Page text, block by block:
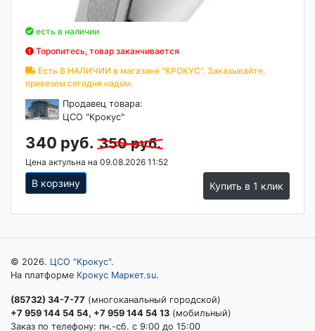
есть в наличии
Торопитесь, товар заканчивается
Есть В НАЛИЧИИ в магазине "КРОКУС". Заказывайте,
привезем сегодня надом.
Продавец товара:
ЦСО "Крокус"
340 руб. 350 руб.
Цена актульна на 09.08.2026 11:52
В корзину Купить в 1 клик
© 2026. ЦСО "Крокус".
На платформе Крокус Маркет.su.
(85732) 34-7-77 (многоканальный городской)
+7 959 144 54 54, +7 959 144 54 13 (мобильный)
Заказ по телефону: пн.-сб. c 9:00 до 15:00